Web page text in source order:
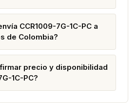
CCR1009-7G-1C-PC a
de Colombia?
precio y disponibilidad
1C-PC?